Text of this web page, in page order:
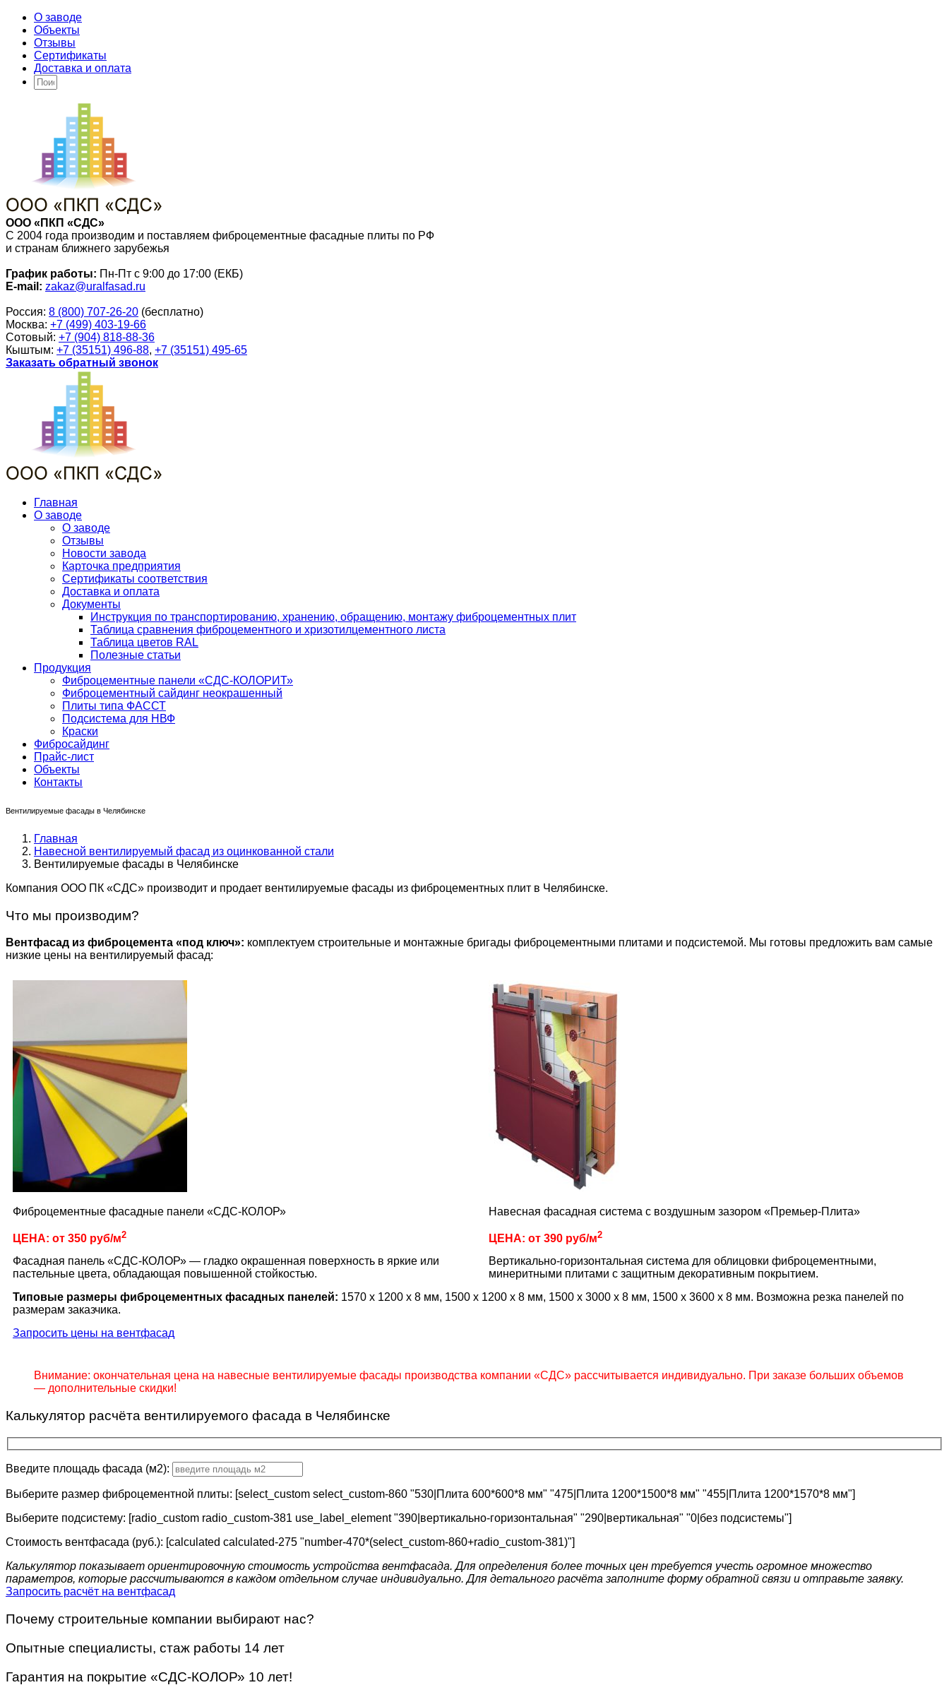
О заводе
Объекты
Отзывы
Сертификаты
Доставка и оплата
ООО «ПКП «СДС»
С 2004 года производим и поставляем фиброцементные фасадные плиты по РФ
и странам ближнего зарубежья
График работы: Пн-Пт с 9:00 до 17:00 (ЕКБ)
E-mail: zakaz@uralfasad.ru
Россия: 8 (800) 707-26-20 (бесплатно)
Москва: +7 (499) 403-19-66
Сотовый: +7 (904) 818-88-36
Кыштым: +7 (35151) 496-88, +7 (35151) 495-65
Заказать обратный звонок
Главная
О заводе
О заводе
Отзывы
Новости завода
Карточка предприятия
Сертификаты соответствия
Доставка и оплата
Документы
Инструкция по транспортированию, хранению, обращению, монтажу фиброцементных плит
Таблица сравнения фиброцементного и хризотилцементного листа
Таблица цветов RAL
Полезные статьи
Продукция
Фиброцементные панели «СДС-КОЛОРИТ»
Фиброцементный сайдинг неокрашенный
Плиты типа ФАССТ
Подсистема для НВФ
Краски
Фибросайдинг
Прайс-лист
Объекты
Контакты
Вентилируемые фасады в Челябинске
Главная
Навесной вентилируемый фасад из оцинкованной стали
Вентилируемые фасады в Челябинске
Компания ООО ПК «СДС» производит и продает вентилируемые фасады из фиброцементных плит в Челябинске.
Что мы производим?
Вентфасад из фиброцемента «под ключ»: комплектуем строительные и монтажные бригады фиброцементными плитами и подсистемой. Мы готовы предложить вам самые
низкие цены на вентилируемый фасад:
Фиброцементные фасадные панели «СДС-КОЛОР» Навесная фасадная система с воздушным зазором «Премьер-Плита»
ЦЕНА: от 350 руб/м2 ЦЕНА: от 390 руб/м2
Фасадная панель «СДС-КОЛОР» — гладко окрашенная поверхность в яркие или
пастельные цвета, обладающая повышенной стойкостью.
Вертикально-горизонтальная система для облицовки фиброцементными,
минеритными плитами с защитным декоративным покрытием.
Типовые размеры фиброцементных фасадных панелей: 1570 х 1200 х 8 мм, 1500 x 1200 x 8 мм, 1500 x 3000 x 8 мм, 1500 x 3600 x 8 мм. Возможна резка панелей по
размерам заказчика.
Запросить цены на вентфасад
Внимание: окончательная цена на навесные вентилируемые фасады производства компании «СДС» рассчитывается индивидуально. При заказе больших объемов
— дополнительные скидки!
Калькулятор расчёта вентилируемого фасада в Челябинске
Введите площадь фасада (м2):
Выберите размер фиброцементной плиты: [select_custom select_custom-860 "530|Плита 600*600*8 мм" "475|Плита 1200*1500*8 мм" "455|Плита 1200*1570*8 мм"]
Выберите подсистему: [radio_custom radio_custom-381 use_label_element "390|вертикально-горизонтальная" "290|вертикальная" "0|без подсистемы"]
Стоимость вентфасада (руб.): [calculated calculated-275 "number-470*(select_custom-860+radio_custom-381)"]
Калькулятор показывает ориентировочную стоимость устройства вентфасада. Для определения более точных цен требуется учесть огромное множество
параметров, которые рассчитываются в каждом отдельном случае индивидуально. Для детального расчёта заполните форму обратной связи и отправьте заявку.
Запросить расчёт на вентфасад
Почему строительные компании выбирают нас?
Опытные специалисты, стаж работы 14 лет
Гарантия на покрытие «СДС-КОЛОР» 10 лет!